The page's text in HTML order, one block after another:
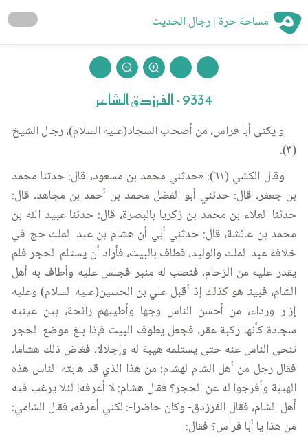
مساحة حرة | رجال الحديث
9334 - الفرزدق الشاعر
و يكنى أبا فراس، من أصحاب السجاد(عليه السلام)، رجال الشيخ
(٣).
وقال الكشي (٦١): «حدثني محمد بن مسعود، قال: حدثنا محمد
بن جعفر، قال: حدثني أبو الفضل محمد بن أحمد بن مجاهد، قال:
حدثنا العلاء بن محمد بن زكريا بالبصرة، قال: حدثنا عبيد الله بن
محمد بن عائشة، قال: حدثني أبي أن هشام بن عبد الملك حج في
خلافة عبد الملك والوليد، فطاف بالبيت، فأراد أن يستلم الحجر فلم
يقدر عليه من الزحام، فنصب له منبر فجلس عليه وأطاف به أهل
الشام، فبينا هو كذلك إذ أقبل علي بن الحسين(عليه السلام) وعليه
إزار ورداء، من أحسن الناس وجها وأطيبهم رائحة، بين عينيه
سجادة كأنها ركبة عقر، فجعل يطوف البيت فإذا بلغ موضع الحجر
تنحى الناس عنه حتى يستلمه هيبة له وإجلالا، فغاض ذلك هشاما،
فقال رجل من أهل الشام لهشام: من هذا الذي قد هابته الناس هذه
الهيبة وأفرجوا له عن الحجر؟ فقال هشام: لا أعرفه! لئلا يرغب فيه
أهل الشام، فقال الفرزدق- وكان حاضرا-: لكني أعرفه، فقال الشامي:
من هذا يا أبا فراس؟ فقال: